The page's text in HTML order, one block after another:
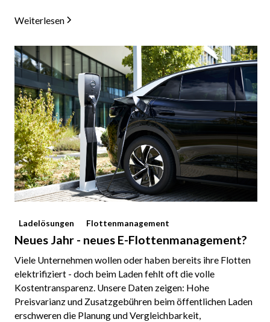
Weiterlesen
Ladelösungen Flottenmanagement
Neues Jahr - neues E-Flottenmanagement?
Viele Unternehmen wollen oder haben bereits ihre Flotten
elektrifiziert - doch beim Laden fehlt oft die volle
Kostentransparenz. Unsere Daten zeigen: Hohe
Preisvarianz und Zusatzgebühren beim öffentlichen Laden
erschweren die Planung und Vergleichbarkeit,